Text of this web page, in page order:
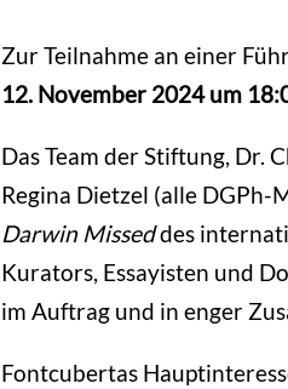
Zur Teilnahme an einer
12. November 2024 um
Das Team der Stiftung, Dr.
Regina Dietzel (alle
Darwin Misseddes
Kurators, Essayisten und
im Auftrag und in enger
Fontcubertas